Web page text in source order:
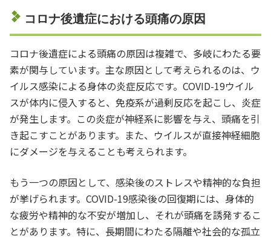
コロナ後遺症における頭痛の原因
コロナ後遺症による頭痛の原因は複雑で、多岐にわたる要
素が関与しています。主な原因として考えられるのは、ウ
イルス感染による身体の炎症反応です。COVID-19ウイル
スが体内に侵入すると、免疫系が過剰反応を起こし、炎症
が発生します。この炎症が神経系に影響を与え、頭痛を引
き起こすことがあります。また、ウイルスが直接神経細胞
にダメージを与えることも考えられます。
もう一つの原因として、感染後のストレスや精神的な負担
が挙げられます。COVID-19感染後の回復期には、身体的
な疲労や精神的な不安が増加し、それが頭痛を誘発するこ
とがあります。特に、長期間にわたる隔離や社会的な孤立